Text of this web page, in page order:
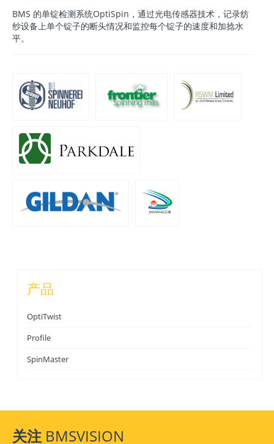
BMS 的单锭检测系统OptiSpin，通过光电传感器技术，记录纺
纱设备上单个锭子的断头情况和监控每个锭子的速度和加捻水
平。
产品
OptiTwist
Profile
SpinMaster
关注 BMSVISION